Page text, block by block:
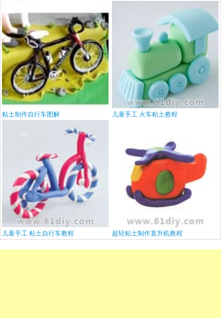
粘土制作自行车图解 儿童手工 火车粘土教程
儿童手工 粘土自行车教程 超轻粘土制作直升机教程